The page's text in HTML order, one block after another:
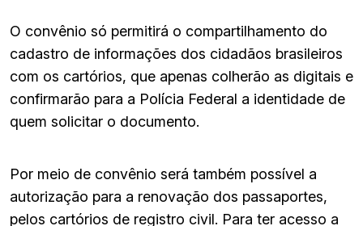
O convênio só permitirá o compartilhamento do
cadastro de informações dos cidadãos brasileiros
com os cartórios, que apenas colherão as digitais e
confirmarão para a Polícia Federal a identidade de
quem solicitar o documento.
Por meio de convênio será também possível a
autorização para a renovação dos passaportes,
pelos cartórios de registro civil. Para ter acesso a